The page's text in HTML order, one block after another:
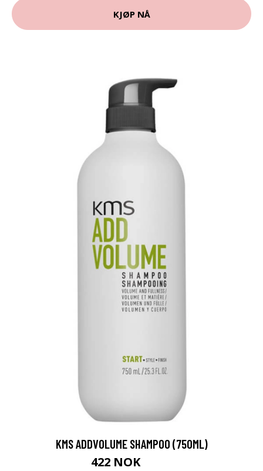
KJØP NÅ
KMS ADDVOLUME SHAMPOO (750ML)
422 NOK